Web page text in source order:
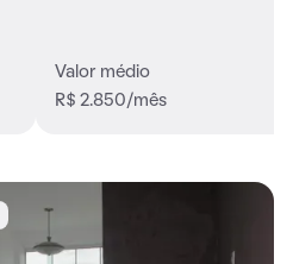
Valor médio
R$ 2.850/mês